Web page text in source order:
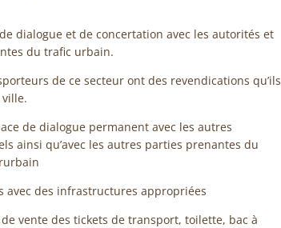
de dialogue et de concertation avec les autorités et
du trafic urbain.
de ce secteur ont des revendications qu’ils
de dialogue permanent avec les autres
ainsi qu’avec les autres parties prenantes du
avec des infrastructures appropriées
vente des tickets de transport, toilette, bac à